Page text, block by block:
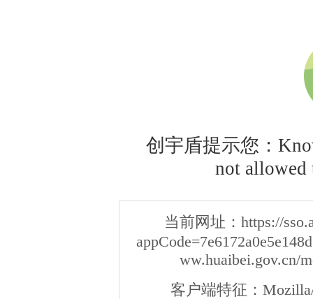
创宇盾提示您：
not
当前网址： https://
ww.huaibei.gov.cn/
客户端特征：